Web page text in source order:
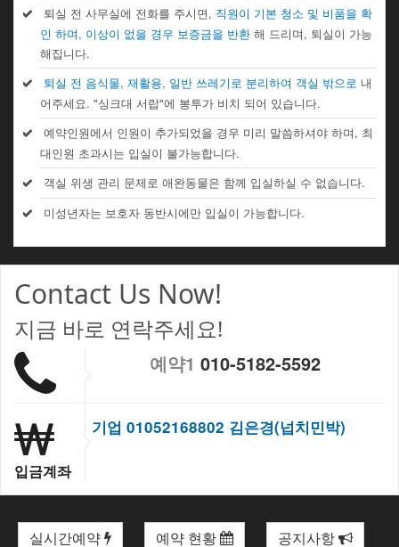
퇴실 전 사무실에 전화를 주시면, 직원이 기본 청소 및 비품을 확
인 하며, 이상이 없을 경우 보증금을 반환해 드리며, 퇴실이 가능
해집니다.
퇴실 전 음식물, 재활용, 일반 쓰레기로 분리하여 객실 밖으로 내
어주세요. "싱크대 서랍"에 봉투가 비치 되어 있습니다.
예약인원에서 인원이 추가되었을 경우 미리 말씀하셔야 하며, 최
대인원 초과시는 입실이 불가능합니다.
객실 위생 관리 문제로 애완동물은 함께 입실하실 수 없습니다.
미성년자는 보호자 동반시에만 입실이 가능합니다.
Contact Us Now!
지금 바로 연락주세요!
예약1 010-5182-5592
입금계좌
기업 01052168802 김은경(넙치민박)
실시간예약 예약 현황 공지사항